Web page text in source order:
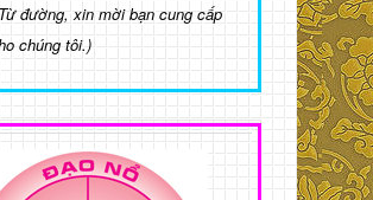
đường, xin mời bạn cung cấp
chúng tôi.)